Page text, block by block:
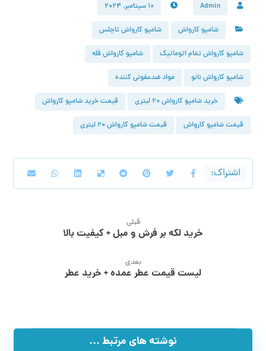
Admin ۱۰ سپتامبر, ۲۰۲۴
شامپو کارواش شامپو کارواش تاچلس
شامپو کارواش تمام اتوماتیک شامپو کارواش فله
شامپو کارواش نانو مواد ضدعفونی کننده
خرید شامپو کارواش ۲۰ لیتری قیمت خرید شامپو کارواش
قیمت شامپو کارواش قیمت شامپو کارواش ۲۰ لیتری
قبلی
خرید لکه بر فرش و مبل + کیفیت بالا
بعدی
لیست قیمت عطر عمده + خرید عطر
نوشته های مرتبط ...